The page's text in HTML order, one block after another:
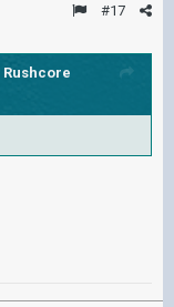
#17
Rushcore